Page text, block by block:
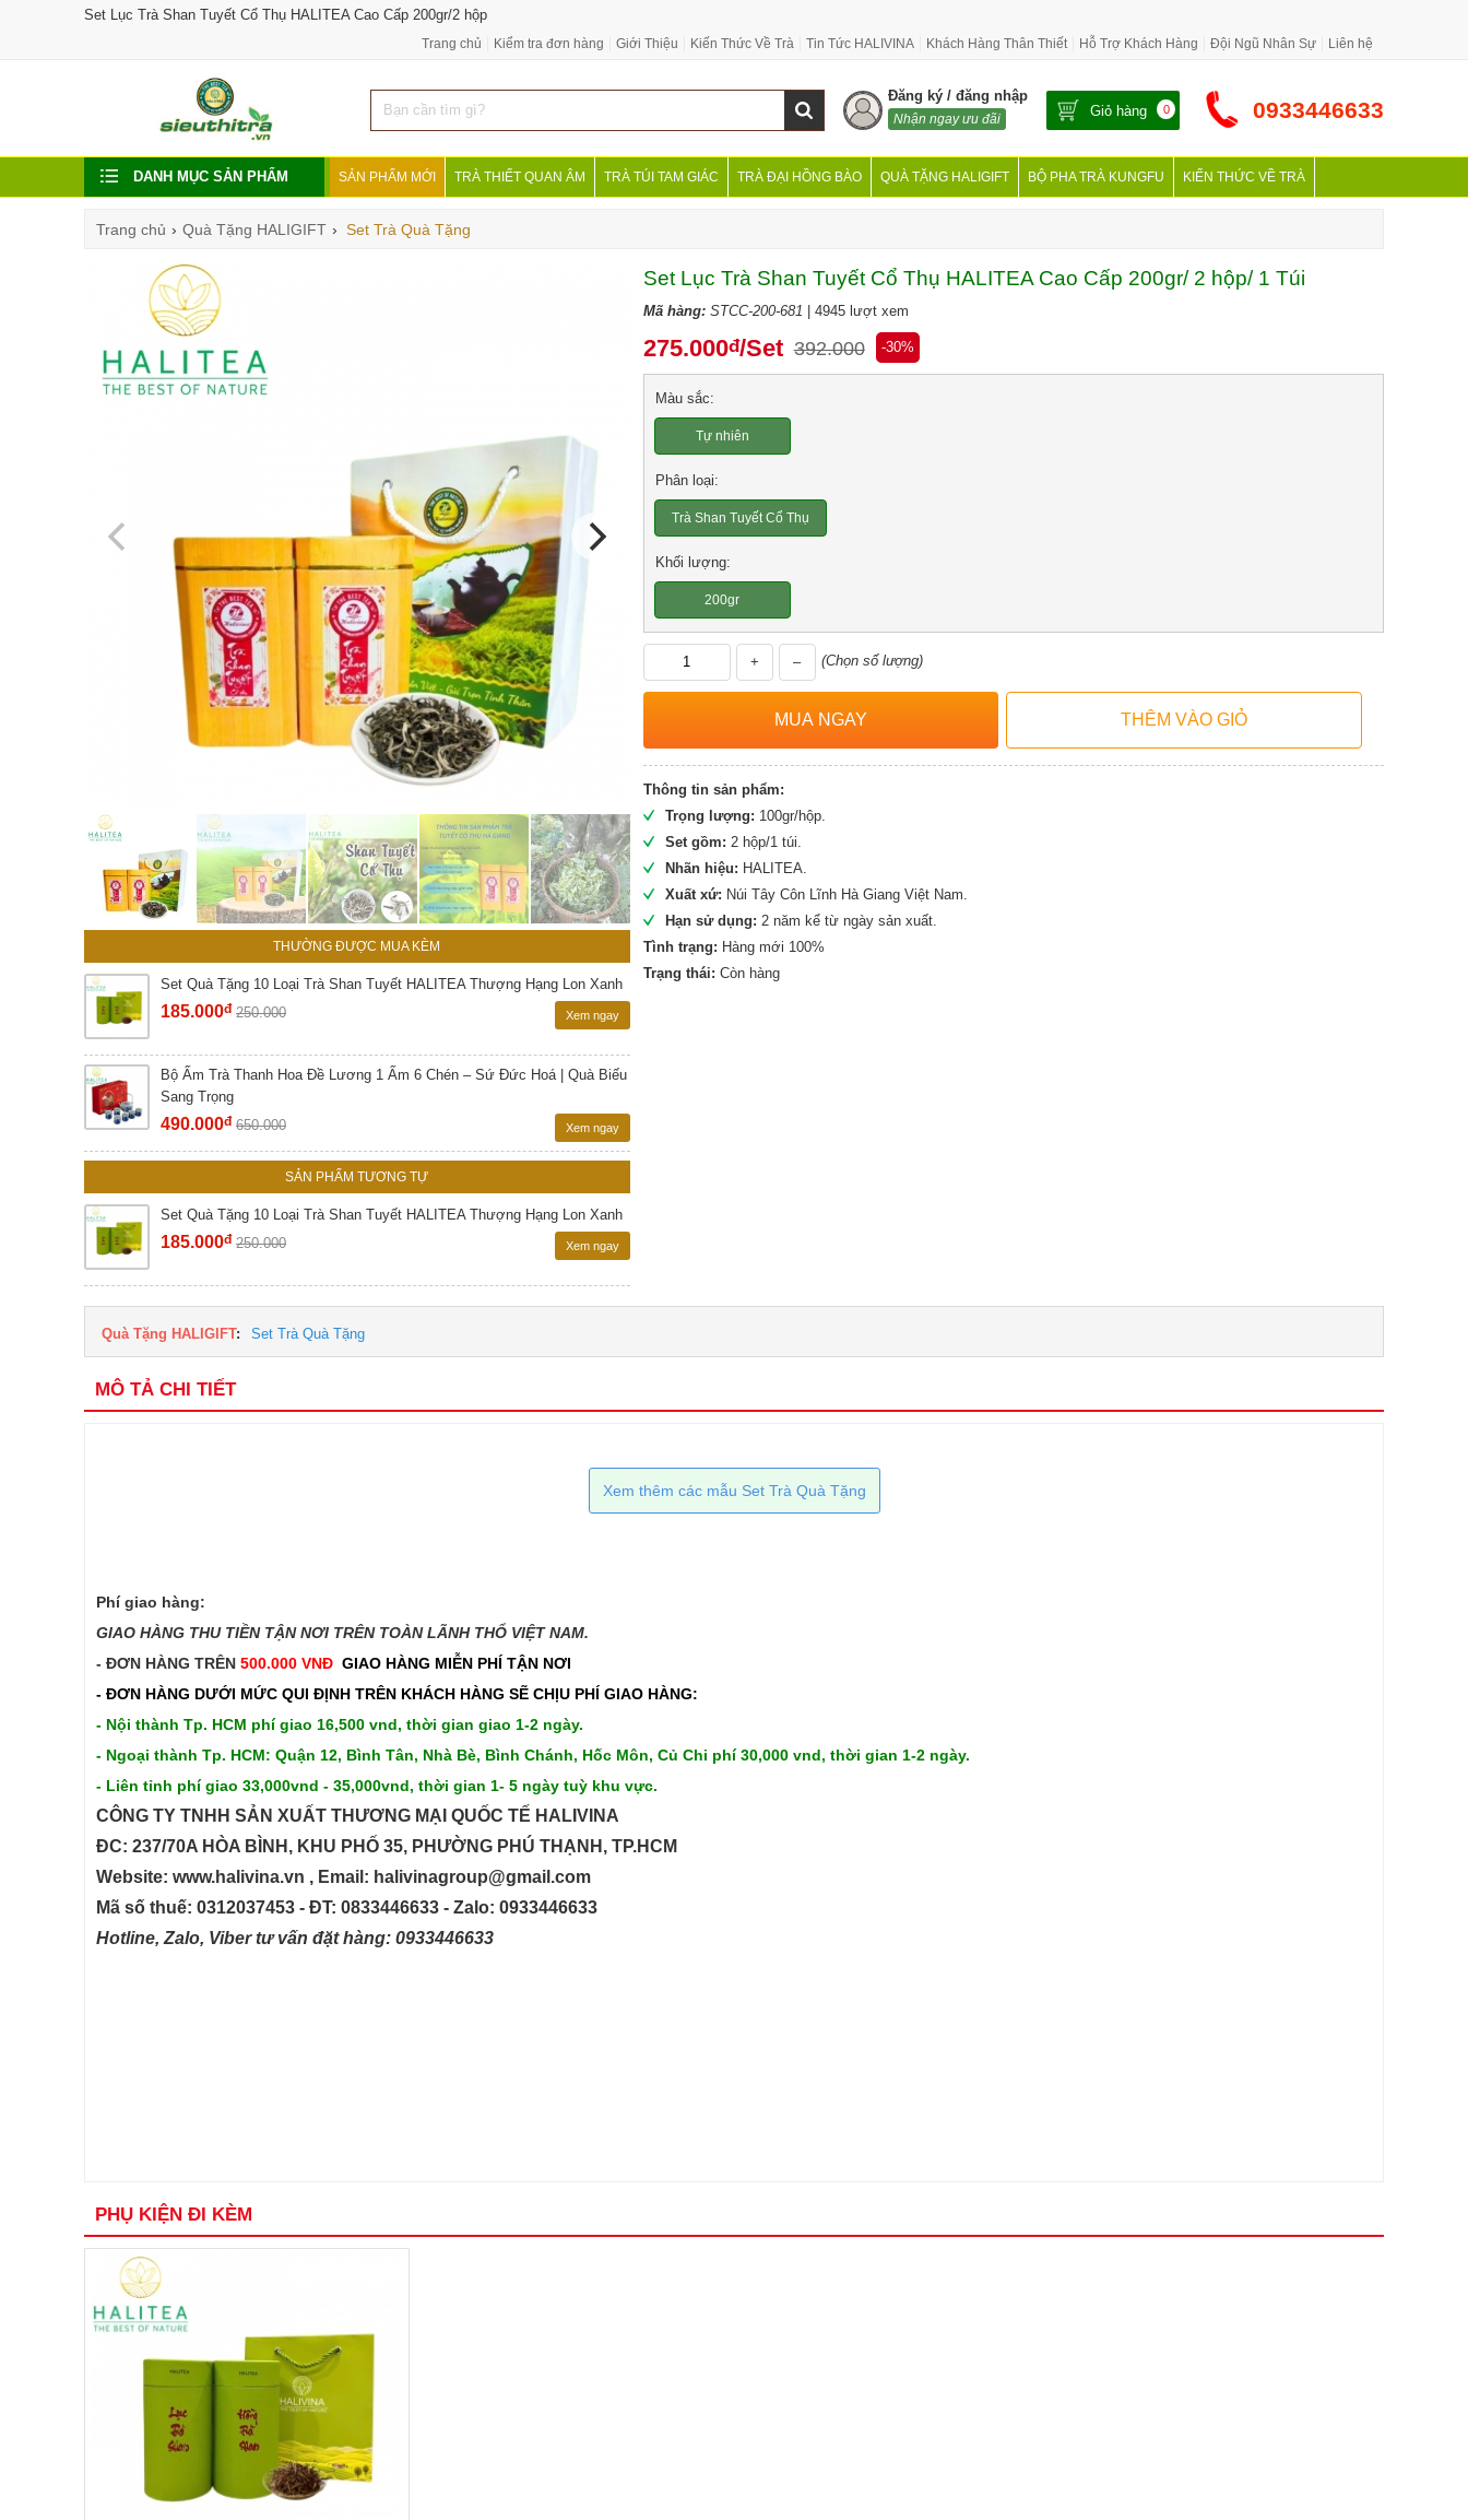
Set Lục Trà Shan Tuyết Cổ Thụ HALITEA Cao Cấp 200gr/2 hộp
Trang chủ Kiểm tra đơn hàng Giới Thiệu Kiến Thức Về Trà Tin Tức HALIVINA Khách Hàng Thân Thiết Hỗ Trợ Khách Hàng Đội Ngũ Nhân Sự Liên hệ
Đăng ký / đăng nhập
Nhận ngay ưu đãi Giỏ hàng 0 0933446633
DANH MỤC SẢN PHẨM SẢN PHẨM MỚI TRÀ THIẾT QUAN ÂM TRÀ TÚI TAM GIÁC TRÀ ĐẠI HỒNG BÀO QUÀ TẶNG HALIGIFT BỘ PHA TRÀ KUNGFU KIẾN THỨC VỀ TRÀ
Trang chủ › Quà Tặng HALIGIFT › Set Trà Quà Tặng
THƯỜNG ĐƯỢC MUA KÈM
Set Quà Tặng 10 Loại Trà Shan Tuyết HALITEA Thượng Hạng Lon Xanh
185.000đ 250.000 Xem ngay
Bộ Ấm Trà Thanh Hoa Đề Lương 1 Ấm 6 Chén – Sứ Đức Hoá | Quà Biếu
Sang Trọng
490.000đ 650.000 Xem ngay
SẢN PHẨM TƯƠNG TỰ
Set Quà Tặng 10 Loại Trà Shan Tuyết HALITEA Thượng Hạng Lon Xanh
185.000đ 250.000 Xem ngay
Set Lục Trà Shan Tuyết Cổ Thụ HALITEA Cao Cấp 200gr/ 2 hộp/ 1 Túi
Mã hàng: STCC-200-681 | 4945 lượt xem
275.000đ/Set 392.000 -30%
Màu sắc:
Tự nhiên
Phân loại:
Trà Shan Tuyết Cổ Thụ
Khối lượng:
200gr
+ – (Chọn số lượng)
Thông tin sản phẩm:
Trọng lượng: 100gr/hộp.
Set gồm: 2 hộp/1 túi.
Nhãn hiệu: HALITEA.
Xuất xứ: Núi Tây Côn Lĩnh Hà Giang Việt Nam.
Hạn sử dụng: 2 năm kể từ ngày sản xuất.
Tình trạng: Hàng mới 100%
Trạng thái: Còn hàng
Quà Tặng HALIGIFT: Set Trà Quà Tặng
MÔ TẢ CHI TIẾT
Xem thêm các mẫu Set Trà Quà Tặng
Phí giao hàng:
GIAO HÀNG THU TIỀN TẬN NƠI TRÊN TOÀN LÃNH THỔ VIỆT NAM.​​
- ĐƠN HÀNG TRÊN 500.000 VNĐ GIAO HÀNG MIỄN PHÍ TẬN NƠI
- ĐƠN HÀNG DƯỚI MỨC QUI ĐỊNH TRÊN KHÁCH HÀNG SẼ CHỊU PHÍ GIAO HÀNG:
- Nội thành Tp. HCM phí giao 16,500 vnd, thời gian giao 1-2 ngày.
- Ngoại thành Tp. HCM: Quận 12, Bình Tân, Nhà Bè, Bình Chánh, Hốc Môn, Củ Chi phí 30,000 vnd, thời gian 1-2 ngày.
- Liên tỉnh phí giao 33,000vnd - 35,000vnd, thời gian 1- 5 ngày tuỳ khu vực.
CÔNG TY TNHH SẢN XUẤT THƯƠNG MẠI QUỐC TẾ HALIVINA
ĐC: 237/70A HÒA BÌNH, KHU PHỐ 35, PHƯỜNG PHÚ THẠNH, TP.HCM
Website: www.halivina.vn , Email: halivinagroup@gmail.com
Mã số thuế: 0312037453 - ĐT: 0833446633 - Zalo: 0933446633
Hotline, Zalo, Viber tư vấn đặt hàng: 0933446633
PHỤ KIỆN ĐI KÈM